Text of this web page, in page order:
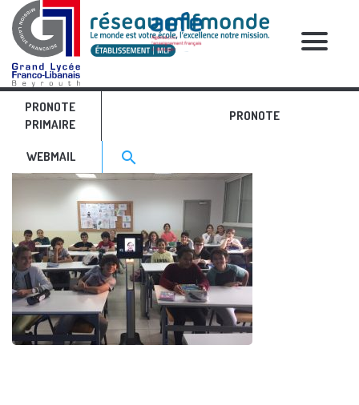
PRONOTE
PRIMAIRE
PRONOTE
WEBMAIL Search for:>
search
RELATIVE POSTS
robot